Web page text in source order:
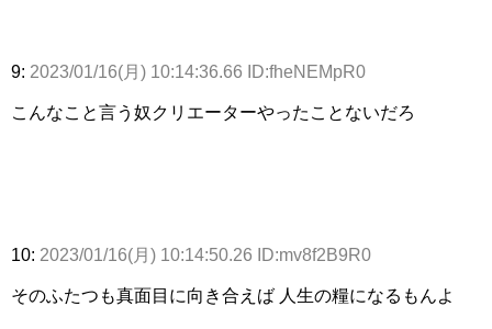
9: 2023/01/16(月) 10:14:36.66 ID:fheNEMpR0
こんなこと言う奴クリエーターやったことないだろ
10: 2023/01/16(月) 10:14:50.26 ID:mv8f2B9R0
そのふたつも真面目に向き合えば 人生の糧になるもんよ